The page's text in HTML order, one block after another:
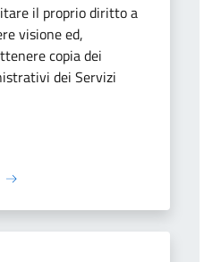
il proprio diritto a
visione ed,
copia dei
dei Servizi